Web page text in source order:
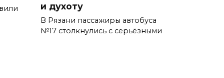
и духоту
В Рязани пассажиры автобуса
№17 столкнулись с серьёзными